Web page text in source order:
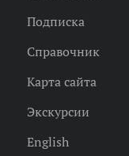
Подписка
Справочник
Карта сайта
Экскурсии
English